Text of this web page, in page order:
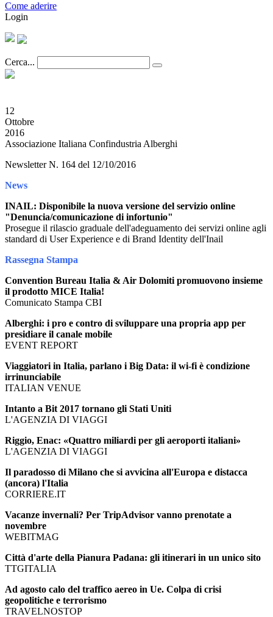
Come aderire
Login
Cerca...
12
Ottobre
2016
Associazione Italiana Confindustria Alberghi
Newsletter N. 164 del 12/10/2016
News
INAIL: Disponibile la nuova versione del servizio online
"Denuncia/comunicazione di infortunio"
Prosegue il rilascio graduale dell'adeguamento dei servizi online agli
standard di User Experience e di Brand Identity dell'Inail
Rassegna Stampa
Convention Bureau Italia & Air Dolomiti promuovono insieme
il prodotto MICE Italia!
Comunicato Stampa CBI
Alberghi: i pro e contro di sviluppare una propria app per
presidiare il canale mobile
EVENT REPORT
Viaggiatori in Italia, parlano i Big Data: il wi-fi è condizione
irrinunciabile
ITALIAN VENUE
Intanto a Bit 2017 tornano gli Stati Uniti
L'AGENZIA DI VIAGGI
Riggio, Enac: «Quattro miliardi per gli aeroporti italiani»
L'AGENZIA DI VIAGGI
Il paradosso di Milano che si avvicina all'Europa e distacca
(ancora) l'Italia
CORRIERE.IT
Vacanze invernali? Per TripAdvisor vanno prenotate a
novembre
WEBITMAG
Città d'arte della Pianura Padana: gli itinerari in un unico sito
TTGITALIA
Ad agosto calo del traffico aereo in Ue. Colpa di crisi
geopolitiche e terrorismo
TRAVELNOSTOP